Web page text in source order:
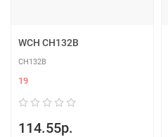
WCH CH132B
CH132B
19
114.55р.